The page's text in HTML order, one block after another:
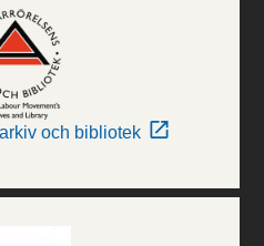
och bibliotek